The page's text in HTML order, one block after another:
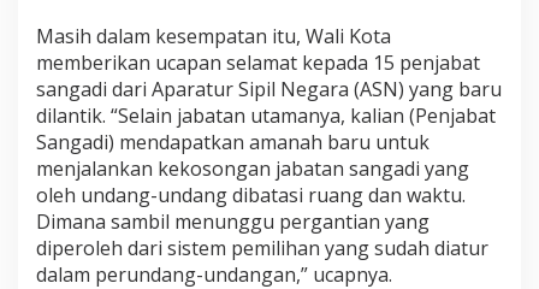
Masih dalam kesempatan itu, Wali Kota
memberikan ucapan selamat kepada 15 penjabat
sangadi dari Aparatur Sipil Negara (ASN) yang baru
dilantik. “Selain jabatan utamanya, kalian (Penjabat
Sangadi) mendapatkan amanah baru untuk
menjalankan kekosongan jabatan sangadi yang
oleh undang-undang dibatasi ruang dan waktu.
Dimana sambil menunggu pergantian yang
diperoleh dari sistem pemilihan yang sudah diatur
dalam perundang-undangan,” ucapnya.